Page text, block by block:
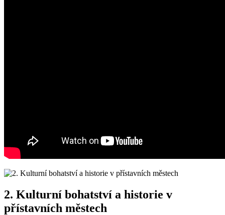
2. Kulturní bohatství a historie v
přístavních městech